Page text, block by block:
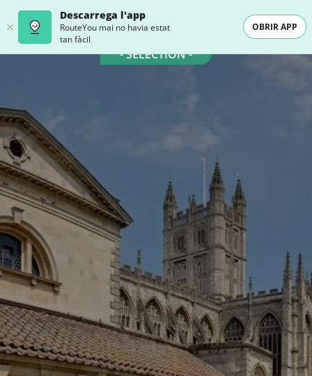
Descarrega l'app
RouteYou mai no havia estat
tan fàcil
OBRIR APP
- SELECTION -